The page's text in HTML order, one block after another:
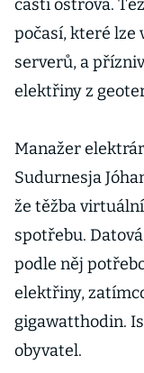
části ostrova.
počasí, které lze
serverů, a
elektřiny z
Manažer
Sudurnesja
že těžba
spotřebu.
podle něj
elektřiny,
gigawatthodin.
obyvatel.